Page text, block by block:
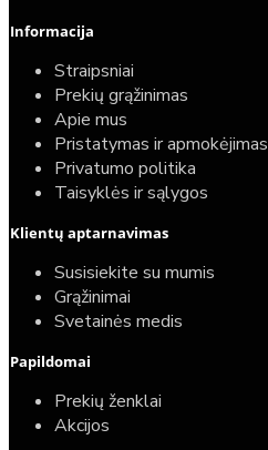
Informacija
Straipsniai
Prekių grąžinimas
Apie mus
Pristatymas ir apmokėjimas
Privatumo politika
Taisyklės ir sąlygos
Klientų aptarnavimas
Susisiekite su mumis
Grąžinimai
Svetainės medis
Papildomai
Prekių ženklai
Akcijos